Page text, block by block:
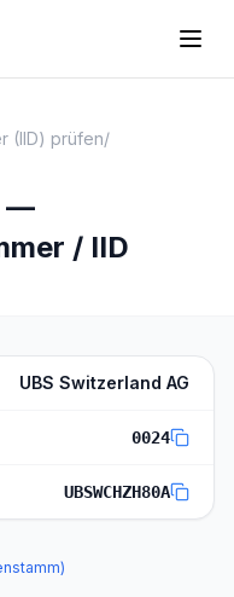
(IID) prüfen/
—
/ IID
UBS Switzerland AG
0024
UBSWCHZH80A